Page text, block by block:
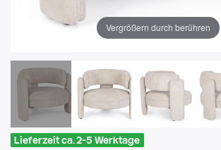
Vergrößern durch berühren
Lieferzeit ca. 2-5 Werktage